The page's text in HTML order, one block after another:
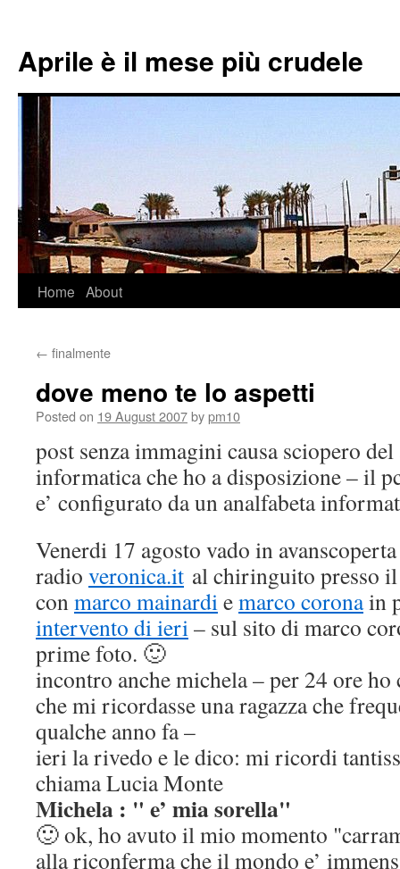
Aprile è il mese più crudele
Skip
content
Home About
← finalmente
dove meno te lo aspetti
Posted on 19 August 2007bypm10
post senza immagini causa sciopero
informatica che ho a disposizione – il
e’ configurato da un analfabeta
Venerdi 17 agosto vado in
radio veronica.it al chiringuito presso
conmarco mainardiemarco coronain
intervento di ieri– sul sito di marco
prime foto. 🙂
incontro anche michela – per 24 ore ho
che mi ricordasse una ragazza che
qualche anno fa –
ieri la rivedo e le dico: mi ricordi
chiama Lucia Monte
Michela : " e’ mia sorella"
🙂 ok, ho avuto il mio momento
alla riconferma che il mondo e’